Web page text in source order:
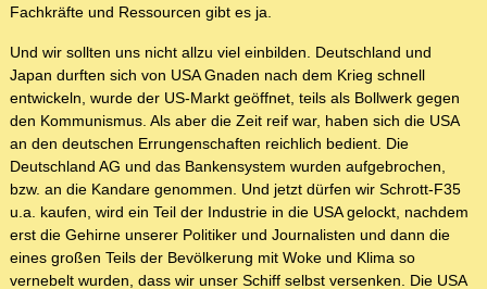
Fachkräfte und Ressourcen gibt es ja.
Und wir sollten uns nicht allzu viel einbilden. Deutschland und
Japan durften sich von USA Gnaden nach dem Krieg schnell
entwickeln, wurde der US-Markt geöffnet, teils als Bollwerk gegen
den Kommunismus. Als aber die Zeit reif war, haben sich die USA
an den deutschen Errungenschaften reichlich bedient. Die
Deutschland AG und das Bankensystem wurden aufgebrochen,
bzw. an die Kandare genommen. Und jetzt dürfen wir Schrott-F35
u.a. kaufen, wird ein Teil der Industrie in die USA gelockt, nachdem
erst die Gehirne unserer Politiker und Journalisten und dann die
eines großen Teils der Bevölkerung mit Woke und Klima so
vernebelt wurden, dass wir unser Schiff selbst versenken. Die USA